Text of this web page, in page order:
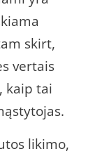
skirt,
vertais
kaip tai
likimo,